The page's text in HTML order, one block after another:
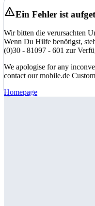
Ein Fehler ist
Wir bitten die verursachten
Wenn Du Hilfe benötigst,
(0)30 - 81097 - 601 zur
We apologise for any
contact our mobile.de
Homepage